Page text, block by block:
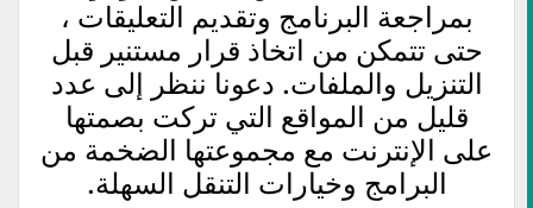
بمراجعة البرنامج وتقديم التعليقات ،
حتى تتمكن من اتخاذ قرار مستنير قبل
التنزيل والملفات. دعونا ننظر إلى عدد
قليل من المواقع التي تركت بصمتها
على الإنترنت مع مجموعتها الضخمة من
البرامج وخيارات التنقل السهلة.